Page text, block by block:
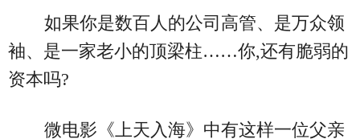
如果你是数百人的公司高管、是万众领
袖、是一家老小的顶梁柱……你,还有脆弱的
资本吗?
微电影《上天入海》中有这样一位父亲